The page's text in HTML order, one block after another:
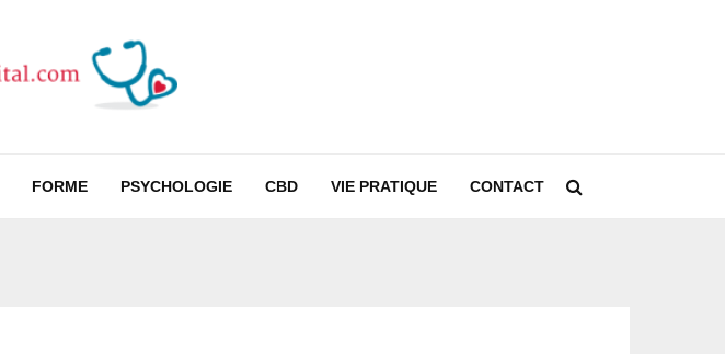
FORME PSYCHOLOGIE CBD VIE PRATIQUE CONTACT